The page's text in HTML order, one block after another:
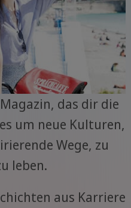
das dir die
um neue Kulturen,
Wege, zu
leben.
aus Karriere